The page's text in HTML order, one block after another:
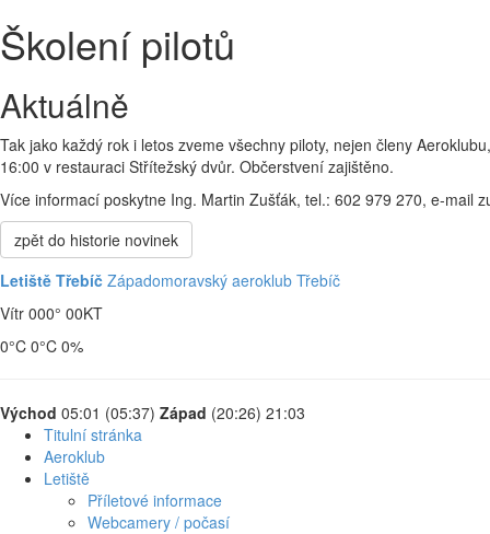
Školení pilotů
Aktuálně
Tak jako každý rok i letos zveme všechny piloty, nejen členy
16:00 v restauraci Střítežský dvůr. Občerstvení zajištěno.
Více informací poskytne Ing. Martin Zušťák, tel.: 602 979 270, e-mail
zpět do historie novinek
Letiště Třebíč Západomoravský aeroklub Třebíč
Vítr 000° 00KT
0°C 0°C 0%
Východ 05:01 (05:37) Západ (20:26) 21:03
Titulní stránka
Aeroklub
Letiště
Příletové informace
Webcamery / počasí